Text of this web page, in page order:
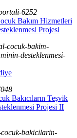
6252
Bakım Hizmetleri
Projesi
cocuk-bakim-
desteklenmesi-
Bakıcıların Teşvik
Projesi II
bakicilarin-